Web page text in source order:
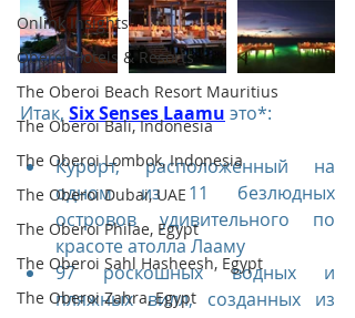
Onlink Insights
Oberoi Hotels & Resorts
The Oberoi Beach Resort Mauritius
The Oberoi Bali, Indonesia
The Oberoi Lombok, Indonesia
The Oberoi Dubai, UAE
The Oberoi Philae, Egypt
The Oberoi Sahl Hasheesh, Egypt
The Oberoi Zahra, Egypt
Итак, Six Senses Laamu это*:
Курорт, расположенный на
одном из 11 безлюдных
островов удивительного по
красоте атолла Лааму
97 роскошных водных и
пляжных вилл, созданных из